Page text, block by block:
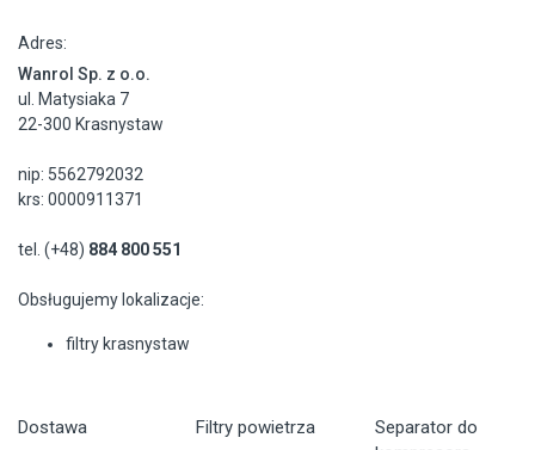
Adres:
Wanrol Sp. z o.o.
ul. Matysiaka 7
22-300 Krasnystaw
nip: 5562792032
krs: 0000911371
tel. (+48) 884 800 551
Obsługujemy lokalizacje:
filtry krasnystaw
Dostawa Filtry powietrza
Separator do